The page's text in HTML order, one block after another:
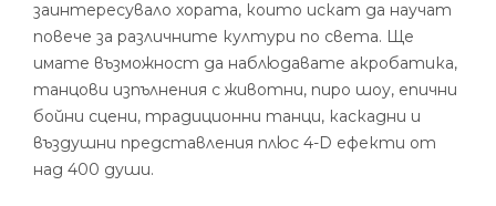
заинтересувало хората, които искат да научат
повече за различните култури по света. Ще
имате възможност да наблюдавате акробатика,
танцови изпълнения с животни, пиро шоу, епични
бойни сцени, традиционни танци, каскадни и
въздушни представления плюс 4-D ефекти от
над 400 души.